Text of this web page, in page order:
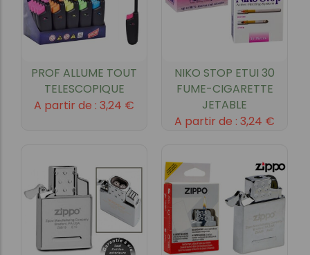
PROF ALLUME TOUT
TELESCOPIQUE
A partir de : 3,24 €
NIKO STOP ETUI 30
FUME-CIGARETTE
JETABLE
A partir de : 3,24 €